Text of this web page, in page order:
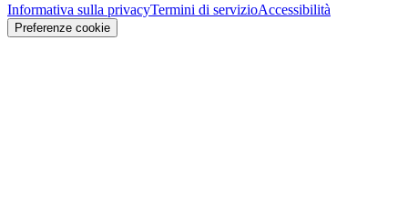
Informativa sulla privacyTermini di servizioAccessibilità
Preferenze cookie